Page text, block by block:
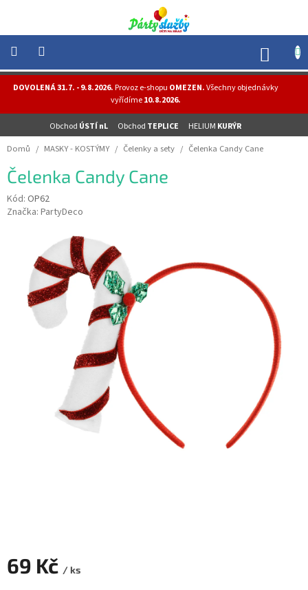
obsah
DOVOLENÁ 31.7. - 9.8.2026.Provoz e-shopu OMEZEN.Všechny objednávky
vyřídíme10.8.2026.
Obchod ÚSTÍ nL Obchod TEPLICE HELIUM KURÝR
NOVINKY
HELIUM
PÁRTY
OSLAVY
TEMATICKÉ
PÁRTY
ROZLUČKA
SVATBA
Domů / MASKY - KOSTÝMY / Čelenky a sety / Čelenka Candy Cane
Čelenka Candy Cane
Kód: OP62
Značka: PartyDeco
69 Kč / ks